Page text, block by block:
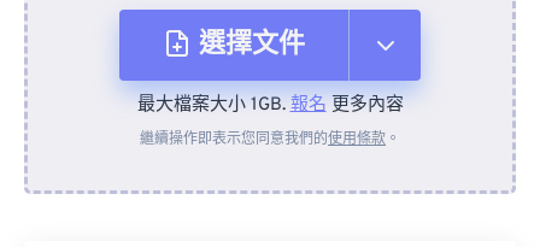
選擇文件
來自裝置
最大檔案大小 1GB.報名更多內容
繼續操作即表示您同意我們的使用條款 。